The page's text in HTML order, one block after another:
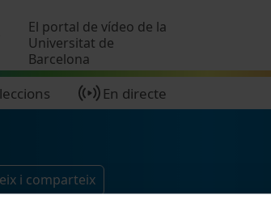
El portal de vídeo de la
Universitat de
Barcelona
En directe
i comparteix